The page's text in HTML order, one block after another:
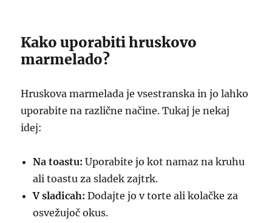
Kako uporabiti hruskovo
marmelado?
Hruskova marmelada je vsestranska in jo lahko
uporabite na različne načine. Tukaj je nekaj
idej:
Na toastu: Uporabite jo kot namaz na kruhu
ali toastu za sladek zajtrk.
V sladicah: Dodajte jo v torte ali kolačke za
osvežujoč okus.